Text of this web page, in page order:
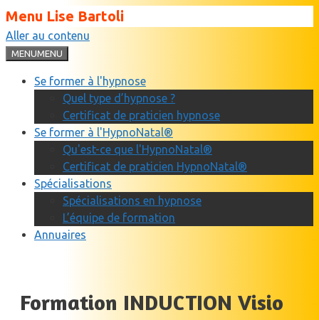
Menu Lise Bartoli
Aller au contenu
MENUMENU
Se former à l'hypnose
Quel type d’hypnose ?
Certificat de praticien hypnose
Se former à l'HypnoNatal®
Qu'est-ce que l'HypnoNatal®
Certificat de praticien HypnoNatal®
Spécialisations
Spécialisations en hypnose
L’équipe de formation
Annuaires
Formation INDUCTION Visio